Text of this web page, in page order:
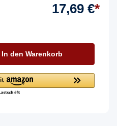
17,69 €*
In den Warenkorb